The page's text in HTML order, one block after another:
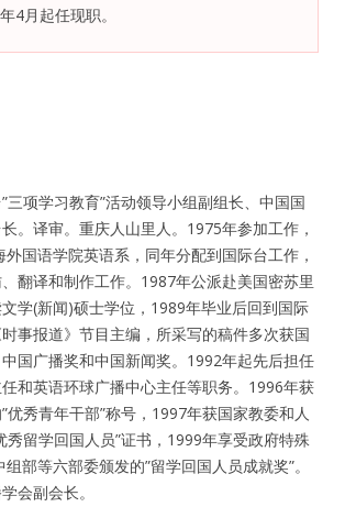
不同活法
4月起任现职。
三项学习教育”活动领导小组副组长、中国国
。译审。重庆人山里人。1975年参加工作，
国语学院英语系，同年分配到国际台工作，
翻译和制作工作。1987年公派赴美国密苏里
学(新闻)硕士学位，1989年毕业后回到国际
事报道》节目主编，所采写的稿件多次获国
国广播奖和中国新闻奖。1992年起先后担任
和英语环球广播中心主任等职务。1996年获
优秀青年干部”称号，1997年获国家教委和人
秀留学回国人员”证书，1999年享受政府特殊
部等六部委颁发的”留学回国人员成就奖”。
会副会长。